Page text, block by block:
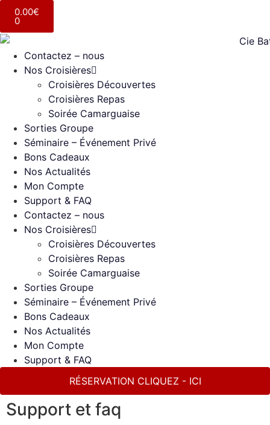
0.00€
0
Contactez – nous
Nos Croisières
Croisières Découvertes
Croisières Repas
Soirée Camarguaise
Sorties Groupe
Séminaire – Événement Privé
Bons Cadeaux
Nos Actualités
Mon Compte
Support & FAQ
Contactez – nous
Nos Croisières
Croisières Découvertes
Croisières Repas
Soirée Camarguaise
Sorties Groupe
Séminaire – Événement Privé
Bons Cadeaux
Nos Actualités
Mon Compte
Support & FAQ
RÉSERVATION CLIQUEZ - ICI
Support et faq